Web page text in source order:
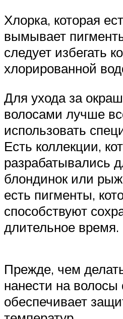
Хлорка, которая
вымывает
следует избегать
хлорированной
Для ухода за
волосами лучше
использовать
Есть коллекции,
разрабатывались
блондинок или
есть пигменты,
способствуют
длительное время.
Прежде, чем
нанести на волосы
обеспечивает